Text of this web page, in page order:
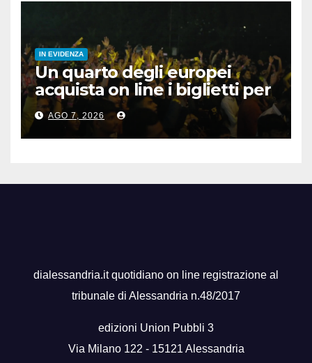
IN EVIDENZA
Un quarto degli europei
acquista on line i biglietti per
gli spettacoli
AGO 7, 2026
dialessandria.it quotidiano on line registrazione al
tribunale di Alessandria n.48/2017
edizioni Union Pubbli 3
Via Milano 122 - 15121 Alessandria